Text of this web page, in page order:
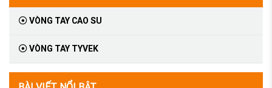
VÒNG TAY CAO SU
VÒNG TAY TYVEK